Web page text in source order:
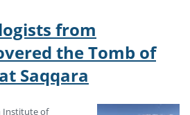
from
the Tomb of
Saqqara
Institute of